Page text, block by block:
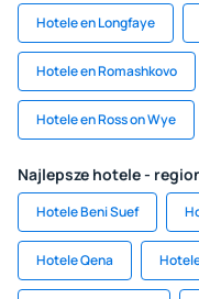
Hotele en Longfaye
Hotele en Romashkovo
Hotele en Ross on Wye
Najlepsze hotele -
Hotele Beni Suef
Hotele Qena